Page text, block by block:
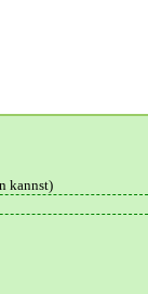
kannst)